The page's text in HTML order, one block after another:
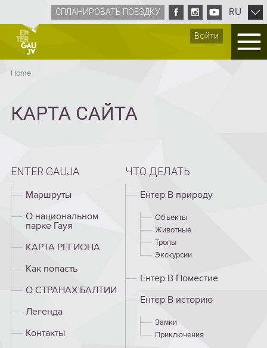
Войти
СПЛАНИРОВАТЬ ПОЕЗДКУ RU
Home
КАРТА САЙТА
ENTER GAUJA
Mаршруты
О национальном
парке Гауя
КАРТА РЕГИОНА
Как попасть
О СТРАНАХ БАЛТИИ
Легенда
Контакты
ЧТО ДЕЛАТЬ
Ентер B природу
Объекты
Животные
Тропы
Экскурсии
Ентер В Поместие
Ентер B историю
Замки
Приключения